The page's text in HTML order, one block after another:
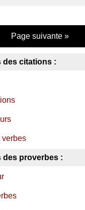
Page suivante »
des citations :
verbes
des proverbes :